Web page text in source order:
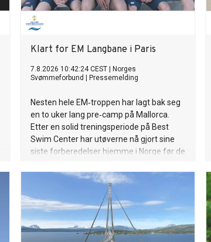
Klart for EM Langbane i Paris
7.8.2026 10:42:24 CEST
Norges
Svømmeforbund
Pressemelding
Nesten hele EM‑troppen har lagt bak seg
en to uker lang pre‑camp på Mallorca.
Etter en solid treningsperiode på Best
Swim Center har utøverne nå gjort sine
siste forberedelser hjemme i Norge før de
se dem i aksjon under EM langbane, som
arrangeres i Paris fra mandag 10. august
til søndag 16. august.